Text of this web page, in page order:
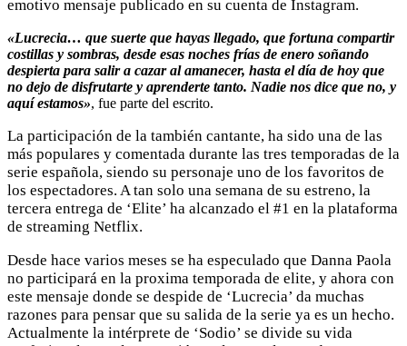
emotivo mensaje publicado en su cuenta de Instagram.
«Lucrecia… que suerte que hayas llegado, que fortuna compartir
costillas y sombras, desde esas noches frías de enero soñando
despierta para salir a cazar al amanecer, hasta el día de hoy que
no dejo de disfrutarte y aprenderte tanto. Nadie nos dice que no, y
aquí estamos», fue parte del escrito.
La participación de la también cantante, ha sido una de las
más populares y comentada durante las tres temporadas de la
serie española, siendo su personaje uno de los favoritos de
los espectadores. A tan solo una semana de su estreno, la
tercera entrega de ‘Elite’ ha alcanzado el #1 en la plataforma
de streaming Netflix.
Desde hace varios meses se ha especulado que Danna Paola
no participará en la proxima temporada de elite, y ahora con
este mensaje donde se despide de ‘Lucrecia’ da muchas
razones para pensar que su salida de la serie ya es un hecho.
Actualmente la intérprete de ‘Sodio’ se divide su vida